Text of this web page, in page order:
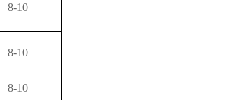
8-10
8-10
8-10